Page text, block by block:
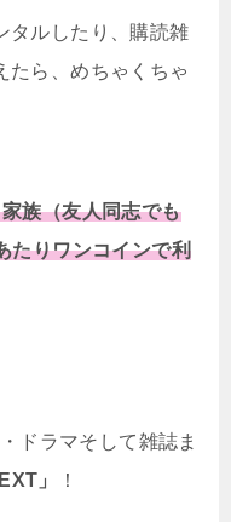
タルしたり、購読雑
たら、めちゃくちゃ
族（友人同志でも
たりワンコインで利
ドラマそして雑誌ま
」 ！